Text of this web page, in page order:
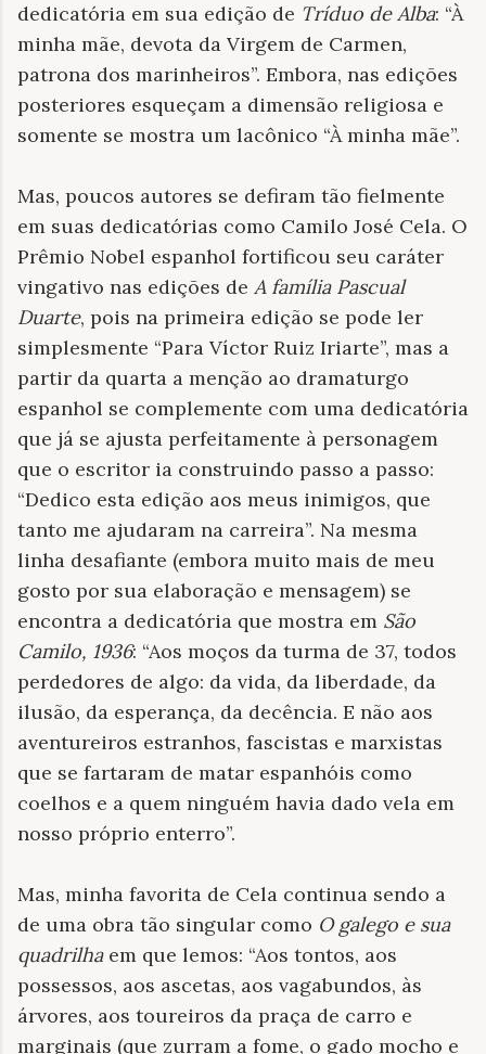
dedicatória em sua edição de Tríduo de Alba: “À
minha mãe, devota da Virgem de Carmen,
patrona dos marinheiros”. Embora, nas edições
posteriores esqueçam a dimensão religiosa e
somente se mostra um lacônico “À minha mãe”.
Mas, poucos autores se defiram tão fielmente
em suas dedicatórias como Camilo José Cela. O
Prêmio Nobel espanhol fortificou seu caráter
vingativo nas edições de A família Pascual
Duarte, pois na primeira edição se pode ler
simplesmente “Para Víctor Ruiz Iriarte”, mas a
partir da quarta a menção ao dramaturgo
espanhol se complemente com uma dedicatória
que já se ajusta perfeitamente à personagem
que o escritor ia construindo passo a passo:
“Dedico esta edição aos meus inimigos, que
tanto me ajudaram na carreira”. Na mesma
linha desafiante (embora muito mais de meu
gosto por sua elaboração e mensagem) se
encontra a dedicatória que mostra em São
Camilo, 1936: “Aos moços da turma de 37, todos
perdedores de algo: da vida, da liberdade, da
ilusão, da esperança, da decência. E não aos
aventureiros estranhos, fascistas e marxistas
que se fartaram de matar espanhóis como
coelhos e a quem ninguém havia dado vela em
nosso próprio enterro”.
Mas, minha favorita de Cela continua sendo a
de uma obra tão singular como O galego e sua
quadrilha em que lemos: “Aos tontos, aos
possessos, aos ascetas, aos vagabundos, às
árvores, aos toureiros da praça de carro e
marginais (que zurram a fome, o gado mocho e